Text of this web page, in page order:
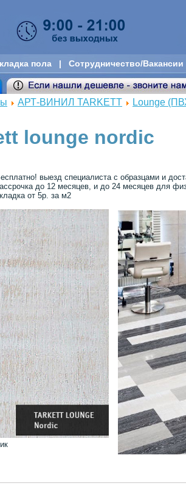
пола | Сотрудничество/Вакансии
АРТ-ВИНИЛ TARKETT Lounge
lounge nordic
выезд специалиста с образцами и
до 12 месяцев, и до 24 месяцев для
от 5р. за м2